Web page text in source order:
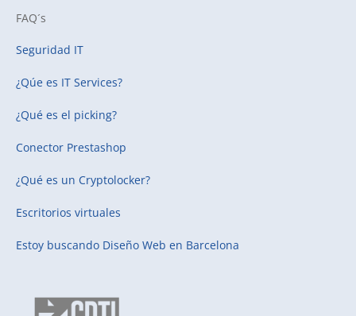
FAQ´s
Seguridad IT
¿Qúe es IT Services?
¿Qué es el picking?
Conector Prestashop
¿Qué es un Cryptolocker?
Escritorios virtuales
Estoy buscando Diseño Web en Barcelona